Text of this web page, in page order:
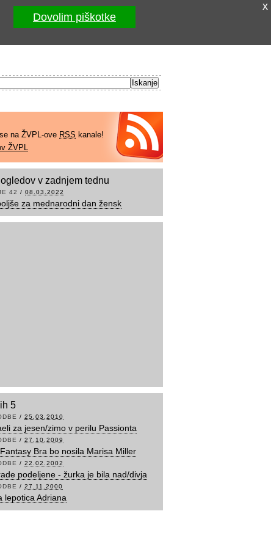
na ŽVPL-ove RSS kanale!
ŽVPL
v zadnjem tednu
42 / 08.03.2022
za mednarodni dan žensk
5
/ 25.03.2010
za jesen/zimo v perilu Passionta
/ 27.10.2009
Bra bo nosila Marisa Miller
/ 22.02.2002
podeljene - žurka je bila nad/divja
/ 27.11.2000
lepotica Adriana
x
Dovolim piškotke